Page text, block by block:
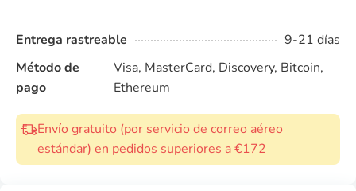
Entrega rastreable
9-21 días
Método de
pago
Visa, MasterCard, Discovery, Bitcoin,
Ethereum
Envío gratuito (por servicio de correo aéreo
estándar) en pedidos superiores a €172